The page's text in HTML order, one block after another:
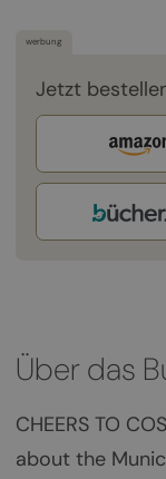
werbung
Jetzt
Über das
CHEERS TO
about the